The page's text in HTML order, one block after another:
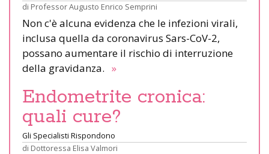
di Professor Augusto Enrico Semprini
Non c'è alcuna evidenza che le infezioni virali,
inclusa quella da coronavirus Sars-CoV-2,
possano aumentare il rischio di interruzione
della gravidanza. »
Endometrite cronica:
quali cure?
Gli Specialisti Rispondono
di Dottoressa Elisa Valmori